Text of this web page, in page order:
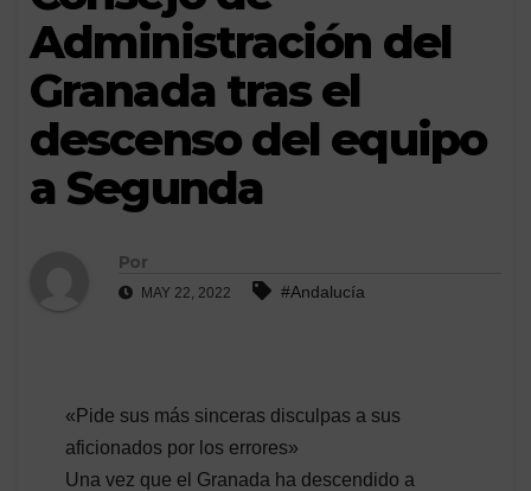
Administración del
Granada tras el
descenso del equipo
a Segunda
Por
MAY 22, 2022 #Andalucía
«Pide sus más sinceras disculpas a sus
aficionados por los errores»
Una vez que el Granada ha descendido a